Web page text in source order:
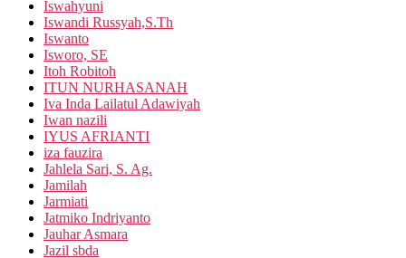
Iswahyuni
Iswandi Russyah,S.Th
Iswanto
Isworo, SE
Itoh Robitoh
ITUN NURHASANAH
Iva Inda Lailatul Adawiyah
Iwan nazili
IYUS AFRIANTI
iza fauzira
Jahlela Sari, S. Ag.
Jamilah
Jarmiati
Jatmiko Indriyanto
Jauhar Asmara
Jazil sbda